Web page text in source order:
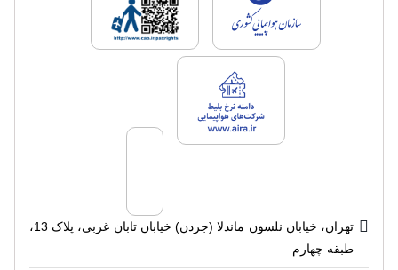
لایسنس های فروش سفرتاپ
تهران، خیابان نلسون ماندلا (جردن) خیابان تابان غربی، پلاک 13،
طبقه چهارم